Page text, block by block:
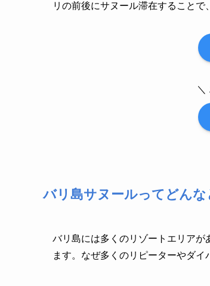
リの前後にサヌール滞在することで
＼
バリ島サヌールってどんな
バリ島には多くのリゾートエリアが
ます。なぜ多くのリピーターやダイ